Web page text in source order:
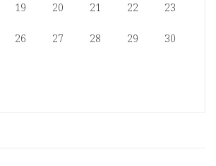
19 20 21 22 23
26 27 28 29 30